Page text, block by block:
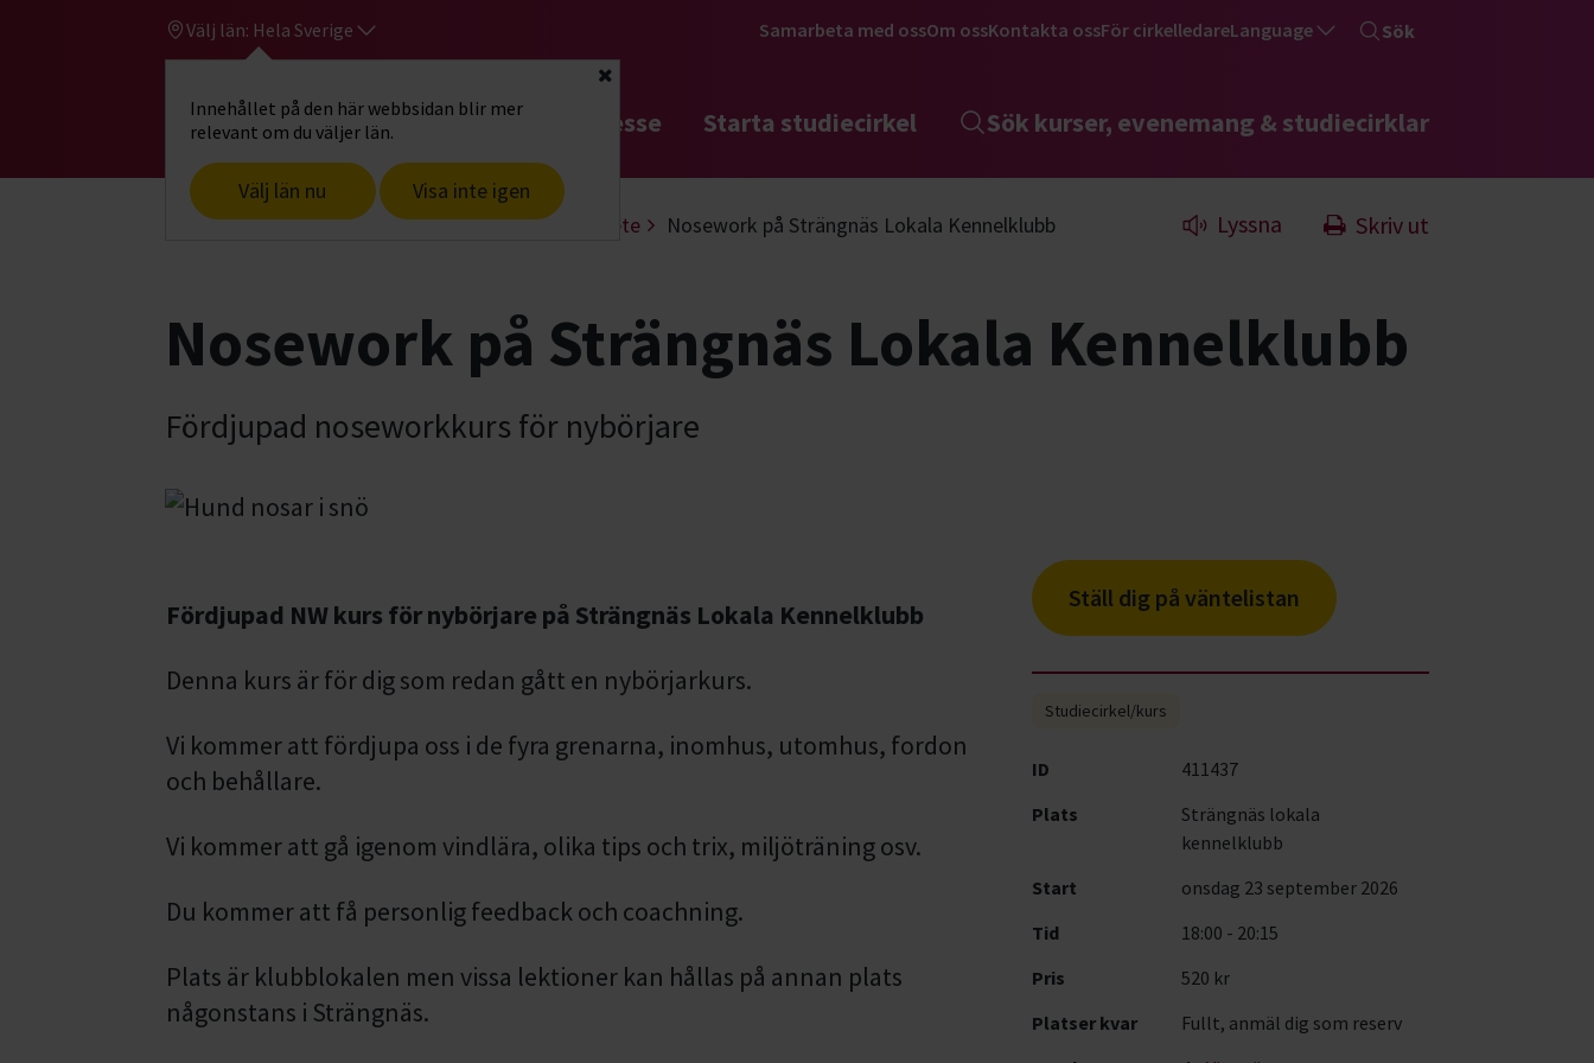
Välj län: Hela Sverige
Innehållet på den här webbsidan blir mer
relevant om du väljer län.
Välj län nu Visa inte igen
Stäng
Samarbeta med ossOm ossKontakta ossFör cirkelledareLanguage Sök
Gå till studiefrämjandets startsidaHitta intresse Starta studiecirkel Sök kurser, evenemang & studiecirklar
Start Hitta intresse Hund & husdjur Nosarbete Nosework på Strängnäs Lokala Kennelklubb Lyssna Skriv ut
Nosework på Strängnäs Lokala Kennelklubb
Fördjupad noseworkkurs för nybörjare
Fördjupad NW kurs för nybörjare på Strängnäs Lokala Kennelklubb
Denna kurs är för dig som redan gått en nybörjarkurs.
Vi kommer att fördjupa oss i de fyra grenarna, inomhus, utomhus, fordon
och behållare.
Vi kommer att gå igenom vindlära, olika tips och trix, miljöträning osv.
Du kommer att få personlig feedback och coachning.
Plats är klubblokalen men vissa lektioner kan hållas på annan plats
någonstans i Strängnäs.
Ställ dig på väntelistan
Studiecirkel/kurs
ID
411437
Plats
Strängnäs lokala
kennelklubb
Start
onsdag 23 september 2026
Tid
18:00 - 20:15
Pris
520 kr
Platser kvar
Fullt, anmäl dig som reserv